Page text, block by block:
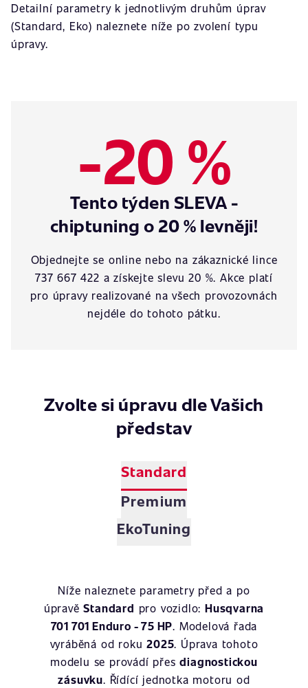
Detailní parametry k jednotlivým druhům úprav
(Standard, Eko) naleznete níže po zvolení typu
úpravy.
-20 %
Tento týden SLEVA -
chiptuning o 20 % levněji!
Objednejte se online nebo na zákaznické lince
737 667 422 a získejte slevu 20 %. Akce platí
pro úpravy realizované na všech provozovnách
nejdéle do tohoto pátku.
Zvolte si úpravu dle Vašich
představ
Standard
Premium
EkoTuning
Níže naleznete parametry před a po
úpravěStandard pro vozidlo: Husqvarna
701 701 Enduro - 75 HP. Modelová řada
vyráběná od roku2025. Úprava tohoto
modelu se provádí přesdiagnostickou
zásuvku. Řídící jednotka motoru od